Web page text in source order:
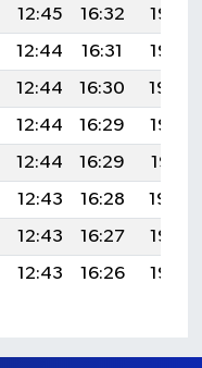
12:45 16:32
19:37
12:44 16:31
19:35
12:44 16:30
19:34
12:44 16:29
19:32
12:44 16:29
19:31
12:43 16:28
19:29
12:43 16:27
19:28
12:43 16:26 19:26